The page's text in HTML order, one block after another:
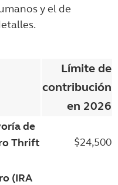
y el de
Límite de
contribución
en 2026
de
Thrift
$24,500
(IRA